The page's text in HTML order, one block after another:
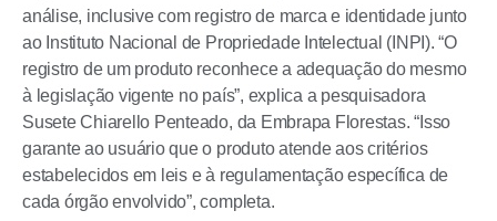
análise, inclusive com registro de marca e identidade junto
ao Instituto Nacional de Propriedade Intelectual (INPI). “O
registro de um produto reconhece a adequação do mesmo
à legislação vigente no país”, explica a pesquisadora
Susete Chiarello Penteado, da Embrapa Florestas. “Isso
garante ao usuário que o produto atende aos critérios
estabelecidos em leis e à regulamentação específica de
cada órgão envolvido”, completa.